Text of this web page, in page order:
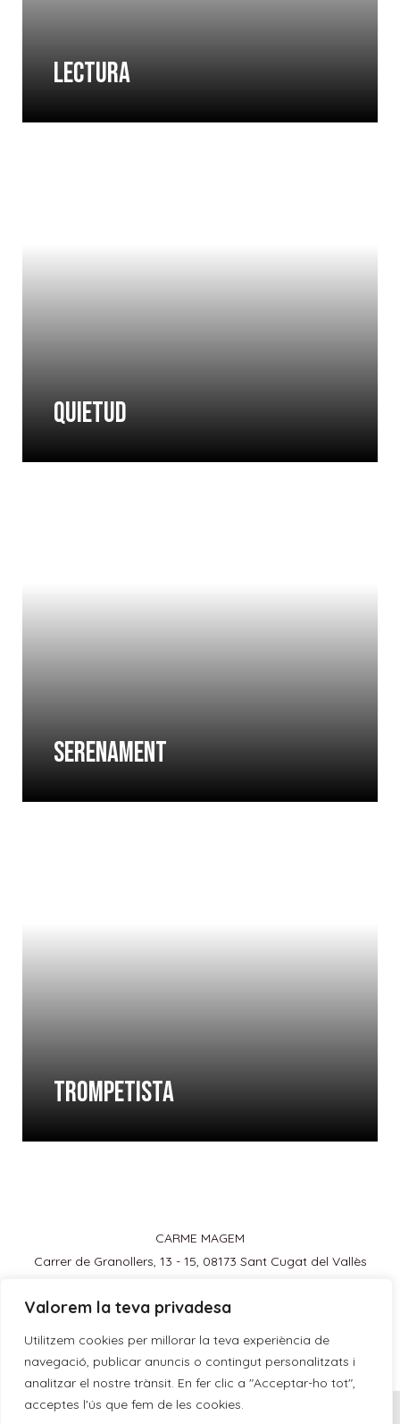
Valorem la teva privadesa
Utilitzem cookies per millorar la teva experiència de
navegació, publicar anuncis o contingut personalitzats i
analitzar el nostre trànsit. En fer clic a "Acceptar-ho tot",
acceptes l'ús que fem de les cookies.
LECTURA
QUIETUD
SERENAMENT
TROMPETISTA
CARME MAGEM
Carrer de Granollers, 13 - 15, 08173 Sant Cugat del Vallès